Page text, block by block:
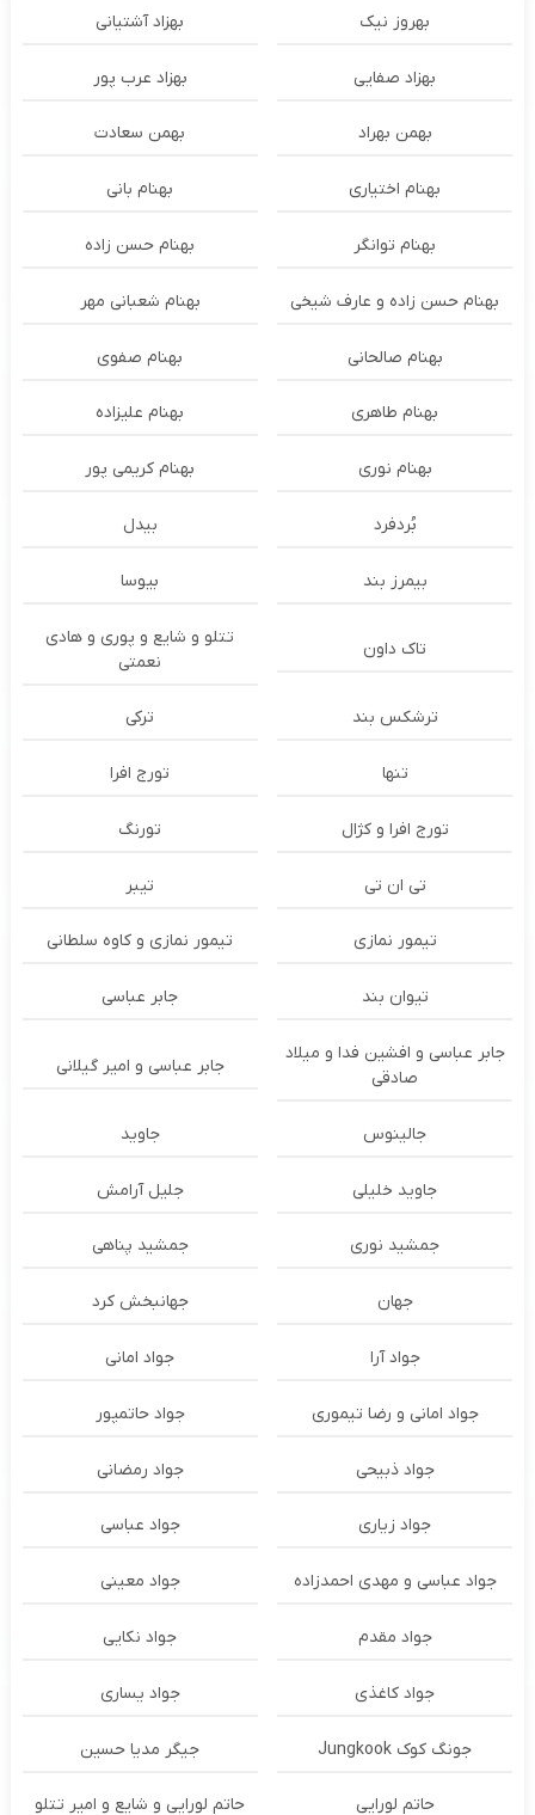
بهروز نیک بهزاد آشتیانی
بهزاد صفایی بهزاد عرب پور
بهمن بهراد بهمن سعادت
بهنام اختیاری بهنام بانی
بهنام توانگر بهنام حسن زاده
بهنام حسن زاده و عارف شیخی بهنام شعبانی مهر
بهنام صالحانی بهنام صفوی
بهنام طاهری بهنام علیزاده
بهنام نوری بهنام کریمی پور
بُردفرد بیدل
بیمرز بند بیوسا
تاک داون
تتلو و شایع و پوری و هادی
نعمتی
ترشكس بند ترکی
تنها تورج افرا
تورج افرا و کژال تورنگ
تی ان تی تیبر
تیمور نمازی تیمور نمازی و کاوه سلطانی
تیوان بند جابر عباسی
جابر عباسی و افشین فدا و میلاد
صادقی
جابر عباسی و امیر گیلانی
جالینوس جاوید
جاوید خلیلی جلیل آرامش
جمشید نوری جمشید پناهی
جهان جهانبخش کرد
جواد آرا جواد امانی
جواد امانی و رضا تیموری جواد حاتمپور
جواد ذبیحی جواد رمضانی
جواد زیاری جواد عباسی
جواد عباسی و مهدی احمدزاده جواد معینی
جواد مقدم جواد نکایی
جواد کاغذی جواد یساری
جونگ کوک Jungkook جیگر مدیا حسین
حاتم لورایی حاتم لورایی و شایع و امیر تتلو